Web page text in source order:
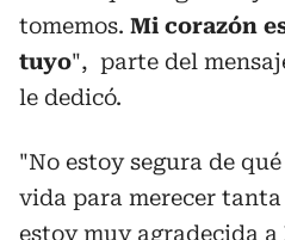
tomemos. Mi corazón
tuyo", parte del
le dedicó.
"No estoy segura de
vida para merecer
estoy muy agradecida a